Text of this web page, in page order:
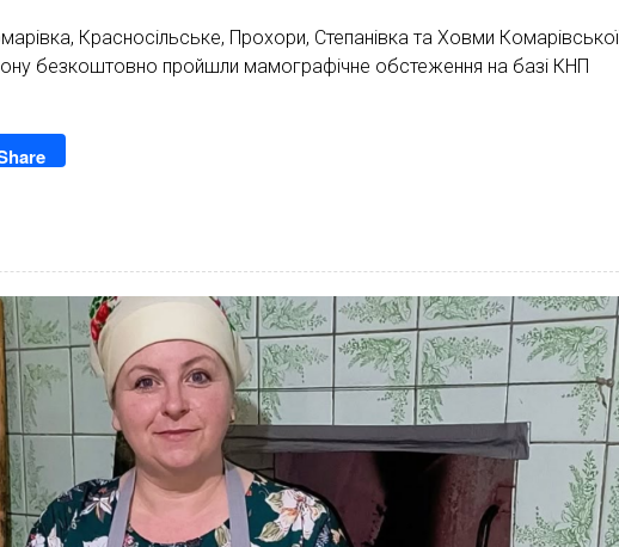
Красносільське, Прохори, Степанівка та Ховми Комарівської
безкоштовно пройшли мамографічне обстеження на базі КНП